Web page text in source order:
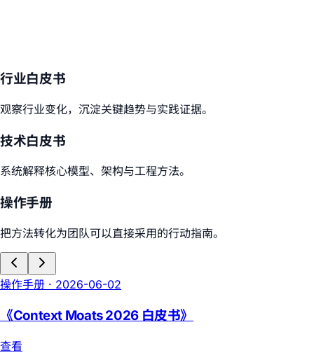
行业白皮书
观察行业变化，沉淀关键趋势与实践证据。
技术白皮书
系统解释核心模型、架构与工程方法。
操作手册
把方法转化为团队可以直接采用的行动指南。
操作手册 · 2026-06-02
《Context Moats 2026 白皮书》
查看